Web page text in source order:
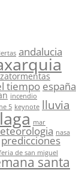
andalucia
tiempo españa
incendio
5 keynote lluvia
mar
nasa
predicciones
de san miguel
santa